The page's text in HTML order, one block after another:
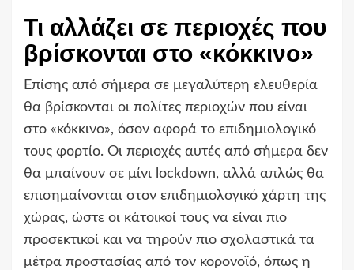
Τι αλλάζει σε περιοχές που
βρίσκονται στο «κόκκινο»
Επίσης από σήμερα σε μεγαλύτερη ελευθερία
θα βρίσκονται οι πολίτες περιοχών που είναι
στο «κόκκινο», όσον αφορά το επιδημιολογικό
τους φορτίο. Οι περιοχές αυτές από σήμερα δεν
θα μπαίνουν σε μίνι lockdown, αλλά απλώς θα
επισημαίνονται στον επιδημιολογικό χάρτη της
χώρας, ώστε οι κάτοικοί τους να είναι πιο
προσεκτικοί και να τηρούν πιο σχολαστικά τα
μέτρα προστασίας από τον κορονοϊό, όπως η